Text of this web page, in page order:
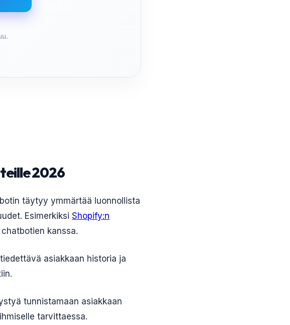
2026
täytyy ymmärtää luonnollista
Esimerkiksi Shopify:n
kanssa.
asiakkaan historia ja
tunnistamaan asiakkaan
tarvittaessa.